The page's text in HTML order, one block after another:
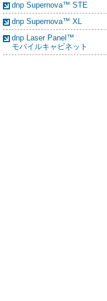
dnp Supernova™ STE
dnp Supernova™ XL
dnp Laser Panel™
モバイルキャビネット